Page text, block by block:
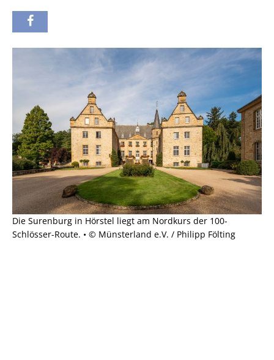
Die Surenburg in Hörstel liegt am Nordkurs der 100-
Schlösser-Route. • © Münsterland e.V. / Philipp Fölting